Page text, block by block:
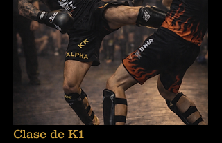
Clase de K1